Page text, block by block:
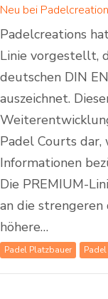
Padelcreations
Linie vorgestellt,
deutschen DIN
auszeichnet.
Padel Courts
Informationen
Die PREMIUM-
an die strengeren
höhere…
Padel Platzbauer